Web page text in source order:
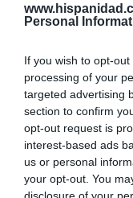
Personal
If you wish to opt-
processing of your
targeted advertising
section to confirm
opt-out request is
interest-based ads
us or personal
your opt-out. You
Enormes
por Eulogio López